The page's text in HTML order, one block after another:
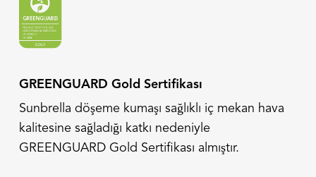
GREENGUARD Gold Sertifikası
Sunbrella döşeme kumaşı sağlıklı iç mekan hava
kalitesine sağladığı katkı nedeniyle
GREENGUARD Gold Sertifikası almıştır.